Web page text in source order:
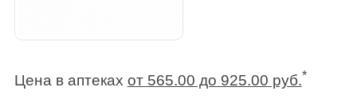
Цена в аптеках от 565.00 до 925.00 руб.*